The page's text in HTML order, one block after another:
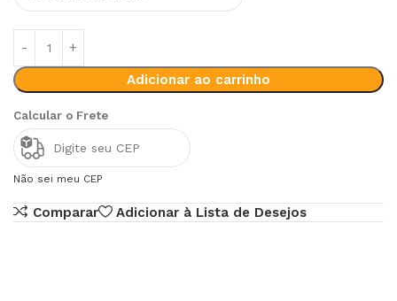
Adicionar ao carrinho
Calcular o Frete
Não sei meu CEP
Comparar Adicionar à Lista de Desejos